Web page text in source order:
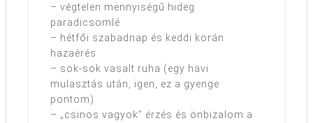
– végtelen mennyiségű hideg
paradicsomlé
– hétfői szabadnap és keddi korán
hazaérés
– sok-sok vasalt ruha (egy havi
mulasztás után, igen, ez a gyenge
pontom)
– „csinos vagyok” érzés és önbizalom a